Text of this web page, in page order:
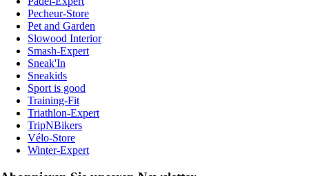
Pecheur-Store
Pet and Garden
Slowood Interior
Smash-Expert
Sneak'In
Sneakids
Sport is good
Training-Fit
Triathlon-Expert
TripNBikers
Vélo-Store
Winter-Expert